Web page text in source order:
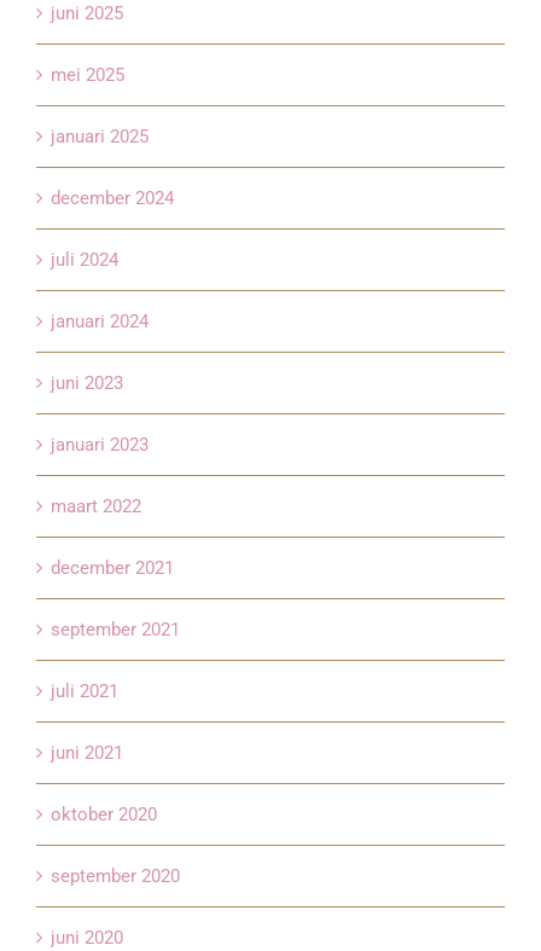
juni 2025
mei 2025
januari 2025
december 2024
juli 2024
januari 2024
juni 2023
januari 2023
maart 2022
december 2021
september 2021
juli 2021
juni 2021
oktober 2020
september 2020
juni 2020